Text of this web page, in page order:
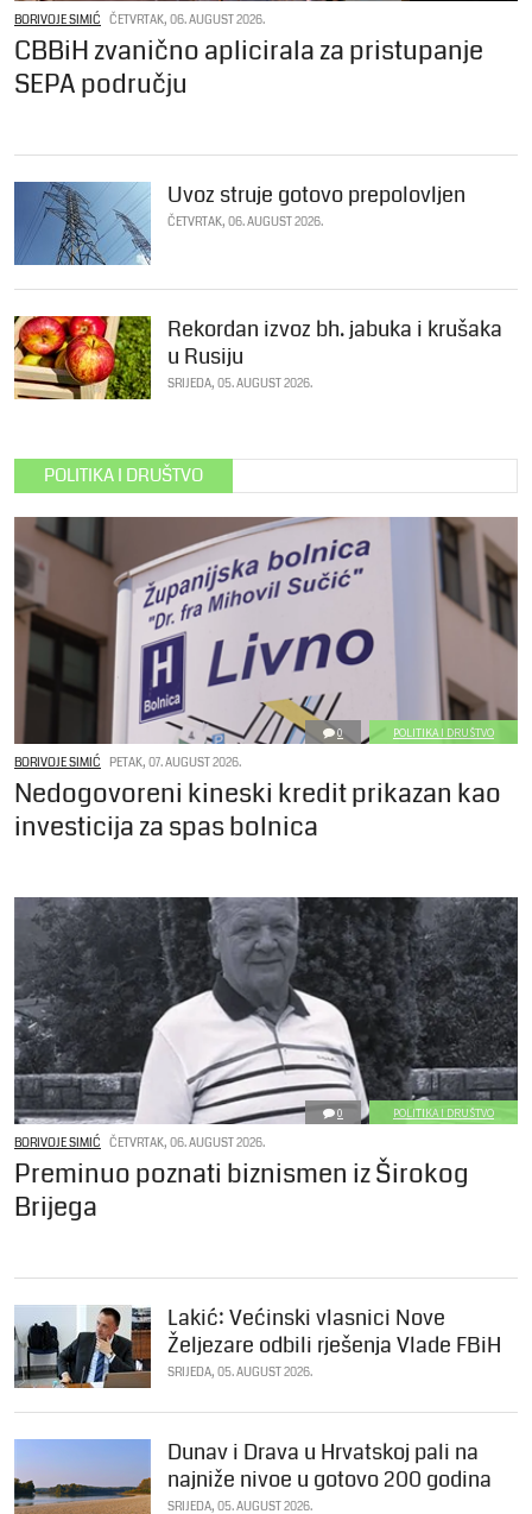
BORIVOJE SIMIĆ ČETVRTAK, 06. AUGUST 2026.
CBBiH zvanično aplicirala za pristupanje
SEPA području
Uvoz struje gotovo prepolovljen
ČETVRTAK, 06. AUGUST 2026.
Rekordan izvoz bh. jabuka i krušaka
u Rusiju
SRIJEDA, 05. AUGUST 2026.
POLITIKA I DRUŠTVO
0 POLITIKA I DRUŠTVO
BORIVOJE SIMIĆ PETAK, 07. AUGUST 2026.
Nedogovoreni kineski kredit prikazan kao
investicija za spas bolnica
0 POLITIKA I DRUŠTVO
BORIVOJE SIMIĆ ČETVRTAK, 06. AUGUST 2026.
Preminuo poznati biznismen iz Širokog
Brijega
Lakić: Većinski vlasnici Nove
Željezare odbili rješenja Vlade FBiH
SRIJEDA, 05. AUGUST 2026.
Dunav i Drava u Hrvatskoj pali na
najniže nivoe u gotovo 200 godina
SRIJEDA, 05. AUGUST 2026.